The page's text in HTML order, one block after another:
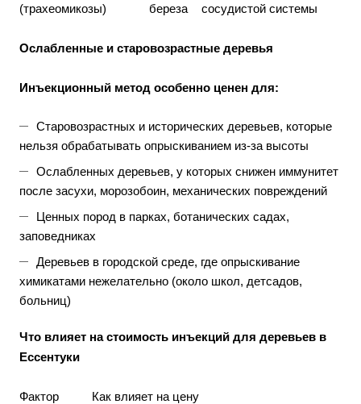
(трахеомикозы)
береза
сосудистой системы
Ослабленные и старовозрастные деревья
Инъекционный метод особенно ценен для:
Старовозрастных и исторических деревьев, которые
нельзя обрабатывать опрыскиванием из-за высоты
Ослабленных деревьев, у которых снижен иммунитет
после засухи, морозобоин, механических повреждений
Ценных пород в парках, ботанических садах,
заповедниках
Деревьев в городской среде, где опрыскивание
химикатами нежелательно (около школ, детсадов,
больниц)
Что влияет на стоимость инъекций для деревьев в
Ессентуки
Фактор Как влияет на цену